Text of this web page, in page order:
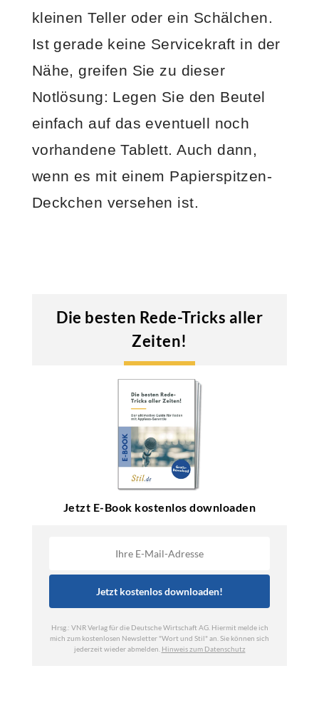
kleinen Teller oder ein Schälchen.
Ist gerade keine Servicekraft in der
Nähe, greifen Sie zu dieser
Notlösung: Legen Sie den Beutel
einfach auf das eventuell noch
vorhandene Tablett. Auch dann,
wenn es mit einem Papierspitzen-
Deckchen versehen ist.